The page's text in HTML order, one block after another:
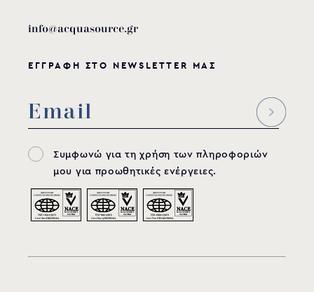
info@acquasource.gr
ΕΓΓΡΑΦΗ ΣΤΟ NEWSLETTER ΜΑΣ
Συμφωνώ για τη χρήση των πληροφοριών
μου για προωθητικές ενέργειες.